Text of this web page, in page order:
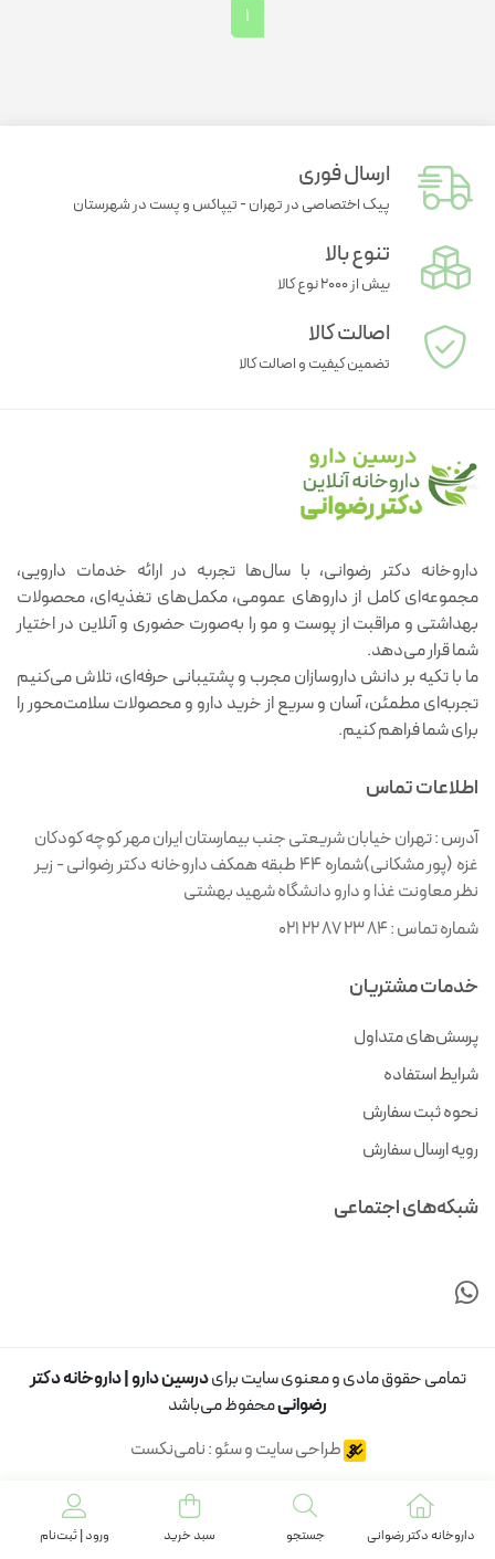
داروخانه دکتر رضوانی جستجو سبد خرید ورود | ثبت‌نام
1
ارسال فوری
پیک اختصاصی در تهران - تیپاکس و پست در شهرستان
تنوع بالا
بیش از ۲۰۰۰ نوع کالا
اصالت کالا
تضمین کیفیت و اصالت کالا
داروخانه دکتر رضوانی، با سال‌ها تجربه در ارائه خدمات دارویی،
مجموعه‌ای کامل از داروهای عمومی، مکمل‌های تغذیه‌ای، محصولات
بهداشتی و مراقبت از پوست و مو را به‌صورت حضوری و آنلاین در اختیار
شما قرار می‌دهد.
ما با تکیه بر دانش داروسازان مجرب و پشتیبانی حرفه‌ای، تلاش می‌کنیم
تجربه‌ای مطمئن، آسان و سریع از خرید دارو و محصولات سلامت‌محور را
برای شما فراهم کنیم.
اطلاعات تماس
آدرس :تهران خیابان شریعتی جنب بیمارستان ایران مهر کوچه کودکان
غزه (پور مشکانی)شماره ۴۴ طبقه همکف داروخانه دکتر رضوانی - زیر
نظر معاونت غذا و دارو دانشگاه شهید بهشتی
شماره تماس :021 22 87 23 84
خدمات مشتریان
پرسش‌های متداول
شرایط استفاده
نحوه ثبت سفارش
رویه ارسال سفارش
شبکه‌های اجتماعی
تمامی حقوق مادی و معنوی سایت برایدرسین دارو | داروخانه دکتر
رضوانیمحفوظ می‌باشد
طراحی سایت و سئو : نامی‌نکست